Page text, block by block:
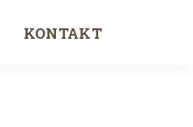
KONTAKT